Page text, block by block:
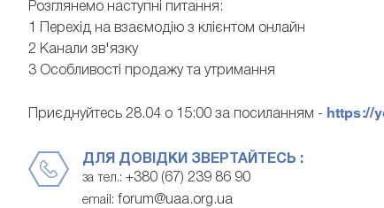
Розглянемо наступні питання:
1 Перехід на взаємодію з клієнтом онлайн
2 Канали зв'язку
3 Особливості продажу та утримання
Приєднуйтесь 28.04 о 15:00 за посиланням - https://
ДЛЯ ДОВІДКИ ЗВЕРТАЙТЕСЬ :
за тел.: +380 (67) 239 86 90
email: forum@uaa.org.ua